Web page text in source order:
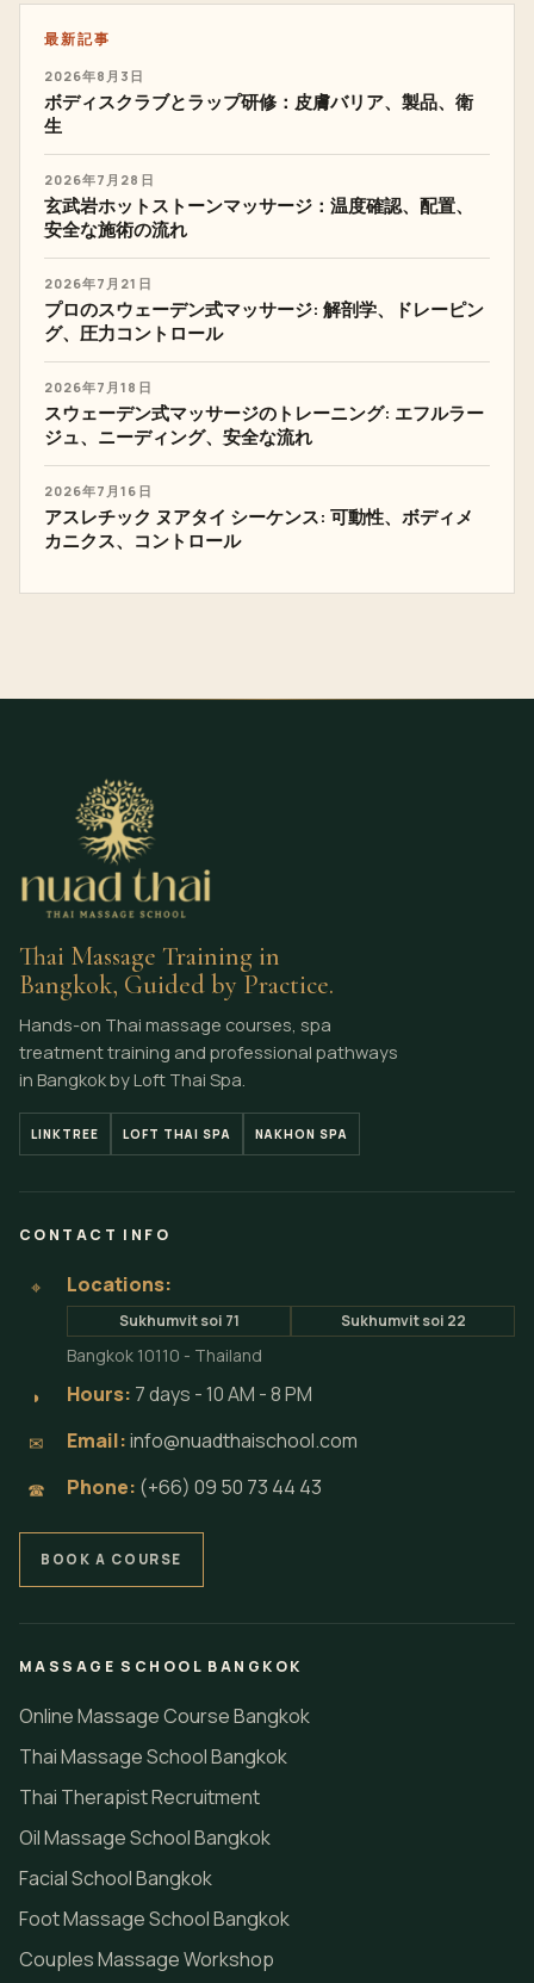
最新記事
2026年8月3日
ボディスクラブとラップ研修：皮膚バリア、製品、衛
生
2026年7月28日
玄武岩ホットストーンマッサージ：温度確認、配置、
安全な施術の流れ
2026年7月21日
プロのスウェーデン式マッサージ: 解剖学、ドレーピン
グ、圧力コントロール
2026年7月18日
スウェーデン式マッサージのトレーニング: エフルラー
ジュ、ニーディング、安全な流れ
2026年7月16日
アスレチック ヌアタイ シーケンス: 可動性、ボディメ
カニクス、コントロール
Thai Massage Training in
Bangkok, Guided by Practice.
Hands-on Thai massage courses, spa
treatment training and professional pathways
in Bangkok by Loft Thai Spa.
LINKTREE LOFT THAI SPA NAKHON SPA
CONTACT INFO
⌖ Locations:
Sukhumvit soi 71 Sukhumvit soi 22
Bangkok 10110 - Thailand
◗ Hours: 7 days - 10 AM - 8 PM
✉ Email:info@nuadthaischool.com
☎ Phone: (+66) 09 50 73 44 43
BOOK A COURSE
MASSAGE SCHOOL BANGKOK
Online Massage Course Bangkok
Thai Massage School Bangkok
Thai Therapist Recruitment
Oil Massage School Bangkok
Facial School Bangkok
Foot Massage School Bangkok
Couples Massage Workshop